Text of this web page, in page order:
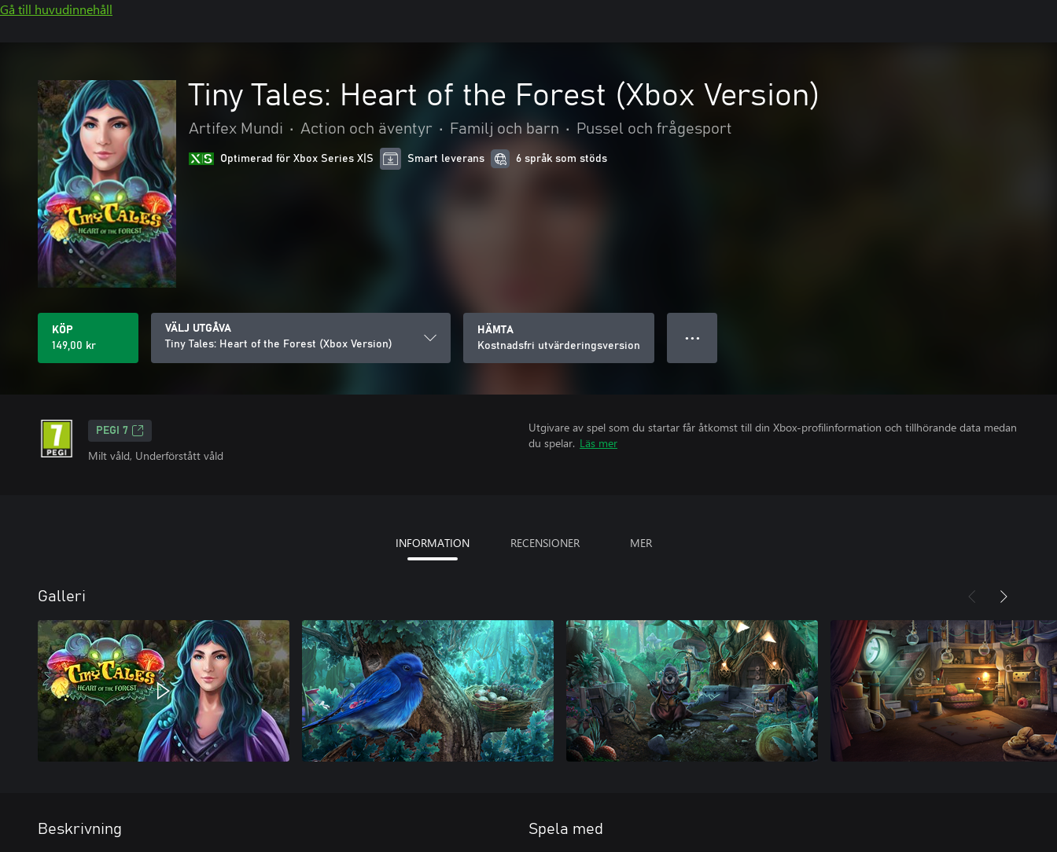
Gå till huvudinnehåll
Tiny Tales: Heart of the Forest (Xbox Version)
Artifex Mundi • Action och äventyr • Familj och barn • Pussel och frågesport
Optimerad för Xbox Series X|S Smart leverans 6 språk som stöds
KÖP
149,00 kr
VÄLJ UTGÅVA
Tiny Tales: Heart of the Forest (Xbox Version)
HÄMTA
Kostnadsfri utvärderingsversion
● ● ●
PEGI 7
Milt våld, Underförstått våld
Utgivare av spel som du startar får åtkomst till din Xbox-profilinformation och tillhörande data medan
du spelar. Läs mer
INFORMATION RECENSIONER MER
Galleri
Beskrivning Spela med